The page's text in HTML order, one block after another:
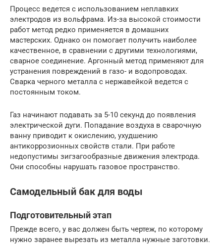
Процесс ведется с использованием неплавких
электродов из вольфрама. Из-за высокой стоимости
работ метод редко применяется в домашних
мастерских. Однако он помогает получить наиболее
качественное, в сравнении с другими технологиями,
сварное соединение. Аргонный метод применяют для
устранения повреждений в газо- и водопроводах.
Сварка черного металла с нержавейкой ведется с
постоянным током.
Газ начинают подавать за 5-10 секунд до появления
электрической дуги. Попадание воздуха в сварочную
ванну приводит к окислению, ухудшению
антикоррозионных свойств стали. При работе
недопустимы зигзагообразные движения электрода.
Они способны нарушать газовое пространство.
Самодельный бак для воды
Подготовительный этап
Прежде всего, у вас должен быть чертеж, по которому
нужно заранее вырезать из металла нужные заготовки.